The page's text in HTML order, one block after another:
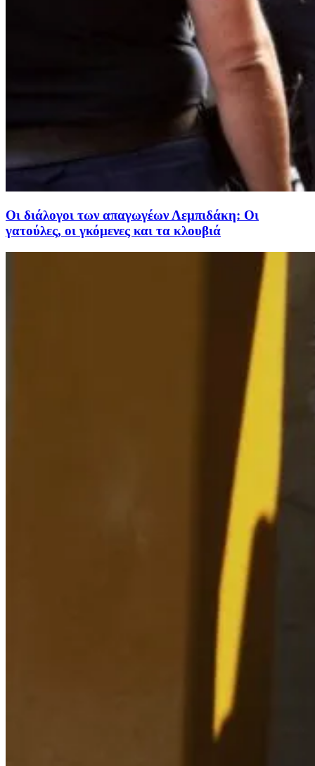
Οι διάλογοι των απαγωγέων Λεμπιδάκη: Οι
γατούλες, οι γκόμενες και τα κλουβιά